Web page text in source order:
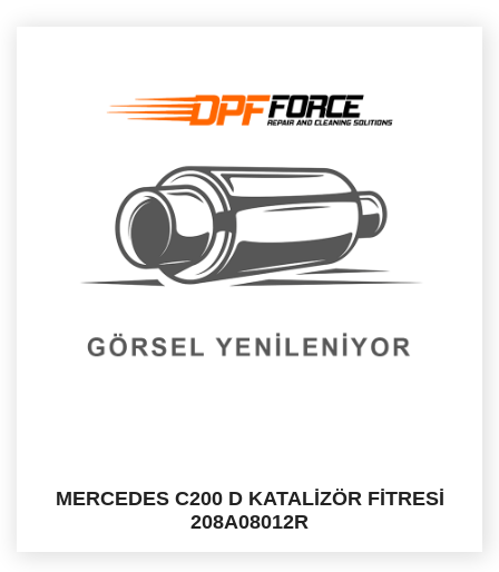
MERCEDES C200 D KATALİZÖR FİTRESİ
208A08012R